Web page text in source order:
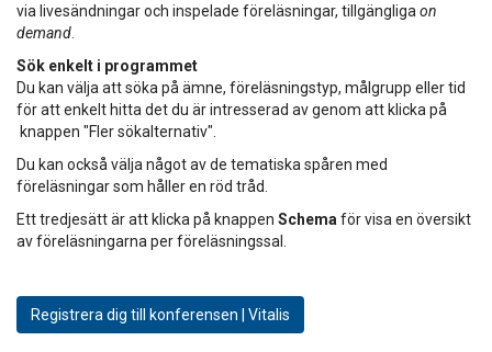
via livesändningar och inspelade föreläsningar, tillgängliga on
demand
Sök enkelt i programmet
Du kan välja att söka på ämne, föreläsningstyp, målgrupp eller tid
för att enkelt hitta det du är intresserad av genom att klicka på
knappen "Fler sökalternativ".
Du kan också välja något av de tematiska spåren med
föreläsningar som håller en röd tråd.
Ett tredjesätt är att klicka på knappen Schema för visa en översikt
av föreläsningarna per föreläsningssal.
Registrera dig till konferensen | Vitalis